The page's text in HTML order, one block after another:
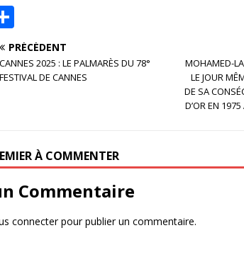
ar
ta
g
PRÉCÉDENT
CANNES 2025 : LE PALMARÈS DU 78°
FESTIVAL DE CANNES
MOHAMED-
LE JOUR
DE SA
D’OR EN
À COMMENTER
Commentaire
connecterpour publier un commentaire.